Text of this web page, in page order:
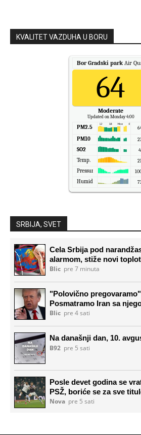
KVALITET VAZDUHA U BORU
Bor Gradski park Air
64
Moderate
Updated on Monday 4:00
PM2.5
PM10
SO2 4
Temp.
Pressure
Humidity
SRBIJA, SVET